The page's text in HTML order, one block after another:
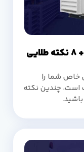
خاص شما را
است، چندین نکته